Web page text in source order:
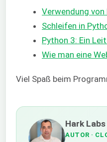
Verwendung
Schleifen in
Python 3: Ein
Wie man eine
Viel Spaß beim
Hark Labs
AUTOR ·